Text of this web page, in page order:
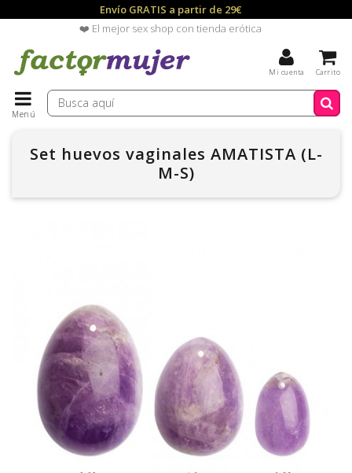
Envío GRATIS a partir de 29€
❤️ El mejor sex shop con tienda erótica
Carrito
Mi cuenta
Menú
Set huevos vaginales AMATISTA (L-
M-S)